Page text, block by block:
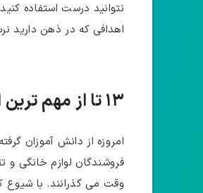
نتوانید درست استفاده
اهدافی که در ذهن دارید
۱۳ تا از مهم ترین اشتباهات اینستاگرامی (نبایدهای اینستاگرام)
امروزه از دانش ‌آموزان
فروشندگان لوازم خانگی و
وقت می ‌گذرانند. با شیوع